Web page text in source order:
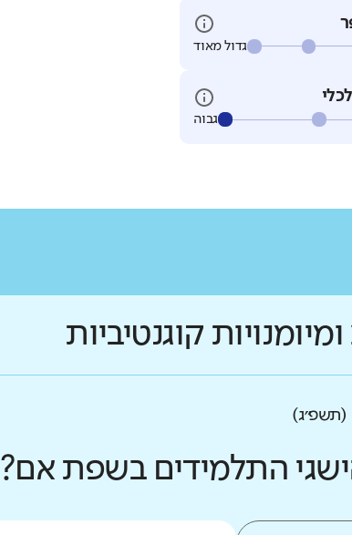
גדול מאוד
גבוה
קוגנטיביות
(תשפ״ג)
התלמידים בשפת אם?